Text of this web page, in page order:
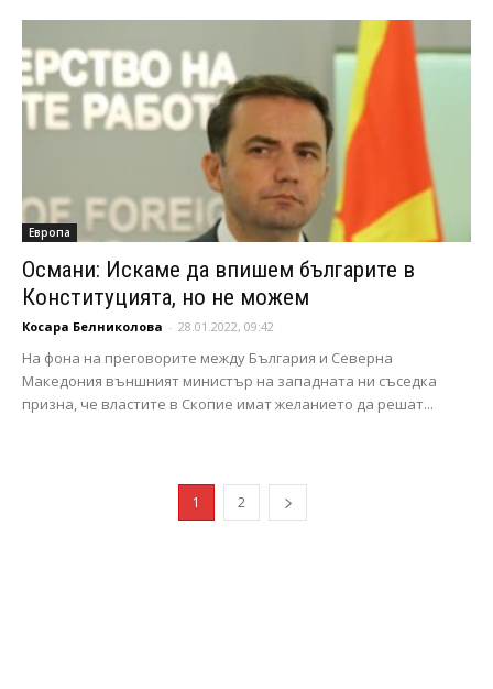
Европа
Османи: Искаме да впишем българите в
Конституцията, но не можем
Косара Белниколова - 28.01.2022, 09:42
На фона на преговорите между България и Северна
Македония външният министър на западната ни съседка
призна, че властите в Скопие имат желанието да решат...
1 2